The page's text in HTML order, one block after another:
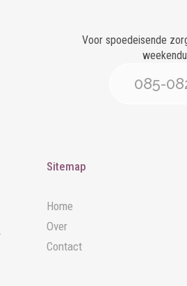
Voor spoedeisende
085-
Sitemap
Home
Over
Contact